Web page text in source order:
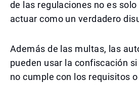
de las regulaciones no es
actuar como un verdadero
Además de las multas, las
pueden usar la confiscación
no cumple con los requisitos